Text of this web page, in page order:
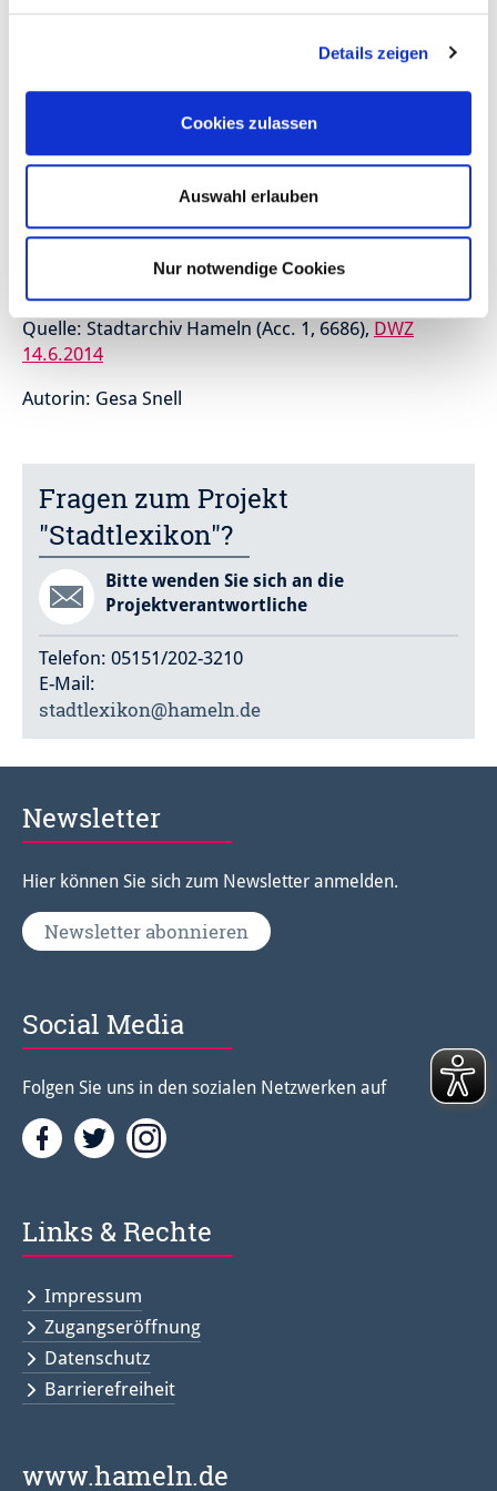
Details zeigen
Cookies zulassen
Auswahl erlauben
Nur notwendige Cookies
Betrieb bald allein, war der Aufgabe kaufmännisch
weiterzuführen. Er stellte den Apotheker Ludwig
Klussmann ein, der jedoch glücklos blieb. Klussmann
verließ den Betrieb und gründete 1886 seine eigene
Quelle: Stadtarchiv Hameln (Acc. 1, 6686), DWZ
14.6.2014
Autorin: Gesa Snell
Fragen zum Projekt
"Stadtlexikon"?
Bitte wenden Sie sich an die
Projektverantwortliche
Telefon: 05151/202-3210
E-Mail:
stadtlexikon@hameln.de
Newsletter
Hier können Sie sich zum Newsletter anmelden.
Newsletter abonnieren
Social Media
Folgen Sie uns in den sozialen Netzwerken auf
FacebookTwitter<
Links & Rechte
Impressum
Zugangseröffnung
Datenschutz
Barrierefreiheit
www.hameln.de